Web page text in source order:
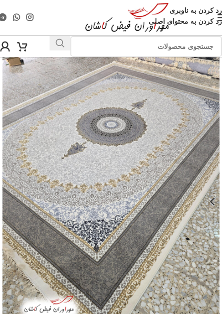
رد کردن به ناوبری
رد کردن به محتوای اصلی